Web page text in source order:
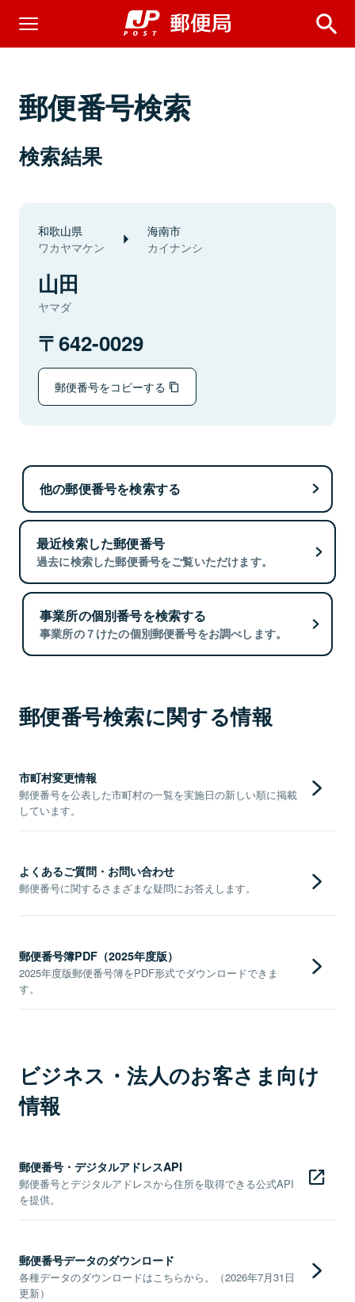
郵便番号検索
検索結果
和歌山県
ワカヤマケン
海南市
カイナンシ
山田
ヤマダ
642-0029
郵便番号をコピーする
他の郵便番号を検索する
最近検索した郵便番号
過去に検索した郵便番号をご覧いただけます。
事業所の個別番号を検索する
事業所の７けたの個別郵便番号をお調べします。
郵便番号検索に関する情報
市町村変更情報
郵便番号を公表した市町村の一覧を実施日の新しい順に掲載
しています。
よくあるご質問・お問い合わせ
郵便番号に関するさまざまな疑問にお答えします。
郵便番号簿PDF（2025年度版）
2025年度版郵便番号簿をPDF形式でダウンロードできま
す。
ビジネス・法人のお客さま向け
情報
郵便番号・デジタルアドレスAPI
郵便番号とデジタルアドレスから住所を取得できる公式API
を提供。
郵便番号データのダウンロード
各種データのダウンロードはこちらから。（2026年7月31日
更新）